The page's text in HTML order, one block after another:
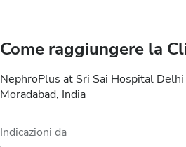
Come raggiungere la
NephroPlus at Sri Sai Hospital
Moradabad, India
Indicazioni da